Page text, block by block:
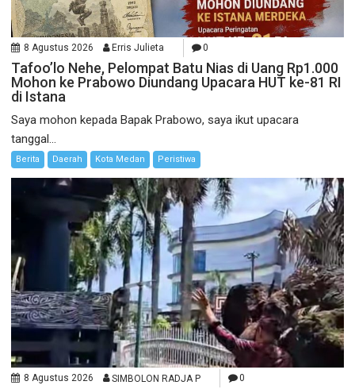
8 Agustus 2026 Erris Julieta 0
Tafoo’lo Nehe, Pelompat Batu Nias di Uang Rp1.000
Mohon ke Prabowo Diundang Upacara HUT ke-81 RI
di Istana
Saya mohon kepada Bapak Prabowo, saya ikut upacara
tanggal...
Berita Daerah Kota Medan Peristiwa
8 Agustus 2026 SIMBOLON RADJA P 0